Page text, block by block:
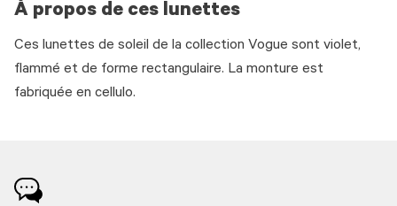
À propos de ces lunettes
Ces lunettes de soleil de la collection Vogue sont violet,
flammé et de forme rectangulaire. La monture est
fabriquée en cellulo.